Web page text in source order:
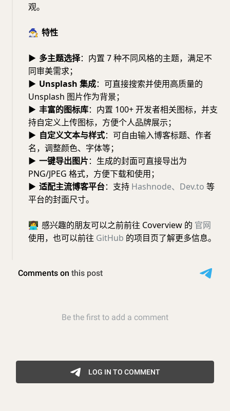
观。
🧙‍♂️ 特性
▶ 多主题选择：内置 7 种不同风格的主题，满足不
同审美需求；
▶ Unsplash 集成：可直接搜索并使用高质量的
Unsplash 图片作为背景；
▶ 丰富的图标库：内置 100+ 开发者相关图标，并支
持自定义上传图标，方便个人品牌展示；
▶ 自定义文本与样式：可自由输入博客标题、作者
名，调整颜色、字体等；
▶ 一键导出图片：生成的封面可直接导出为
PNG/JPEG 格式，方便下载和使用；
▶ 适配主流博客平台：支持 Hashnode、Dev.to 等
平台的封面尺寸。
👩‍💻 感兴趣的朋友可以之前前往 Coverview 的 官网
使用，也可以前往 GitHub 的项目页了解更多信息。